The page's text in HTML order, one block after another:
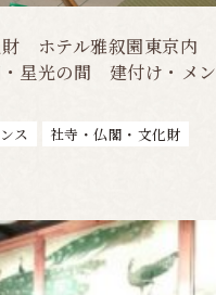
財 ホテル雅叙園東京内
星光の間 建付け・メン
ス 社寺・仏閣・文化財